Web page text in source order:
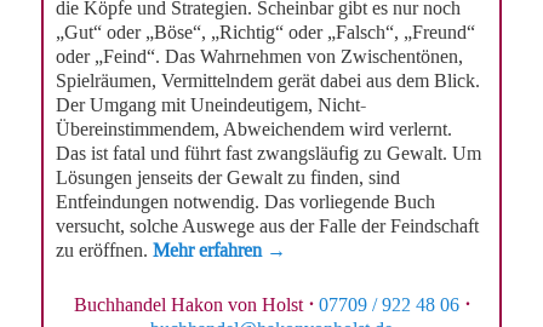
die Köpfe und Strategien. Scheinbar gibt es nur noch
„Gut“ oder „Böse“, „Richtig“ oder „Falsch“, „Freund“
oder „Feind“. Das Wahrnehmen von Zwischentönen,
Spielräumen, Vermittelndem gerät dabei aus dem Blick.
Der Umgang mit Uneindeutigem, Nicht-
Übereinstimmendem, Abweichendem wird verlernt.
Das ist fatal und führt fast zwangsläufig zu Gewalt. Um
Lösungen jenseits der Gewalt zu finden, sind
Entfeindungen notwendig. Das vorliegende Buch
versucht, solche Auswege aus der Falle der Feindschaft
zu eröffnen.Mehr erfahren →
Buchhandel Hakon von Holst · 07709 / 922 48 06 ·